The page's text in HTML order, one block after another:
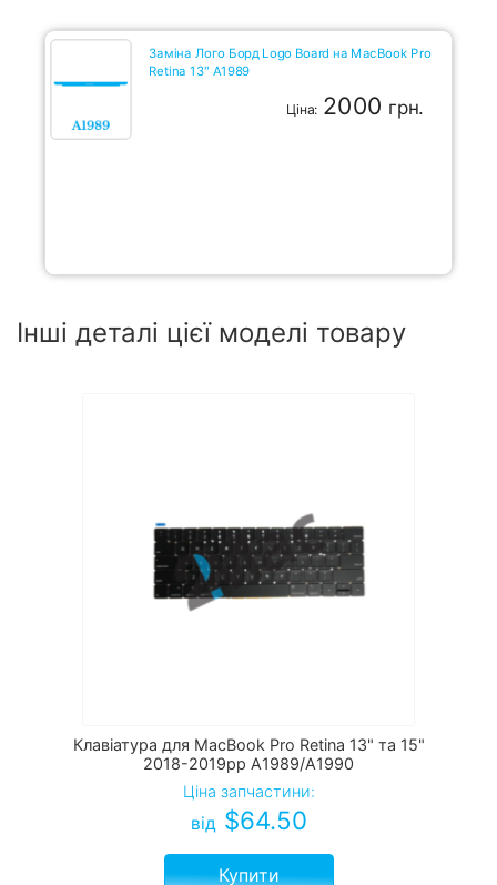
Заміна Лого Борд Logo Board на MacBook Pro
Retina 13" A1989
Ціна: 2000 грн.
Інші деталі цієї моделі товару
Клавіатура для MacBook Pro Retina 13" та 15"
2018-2019рр A1989/A1990
Ціна запчастини:
від $64.50
Купити